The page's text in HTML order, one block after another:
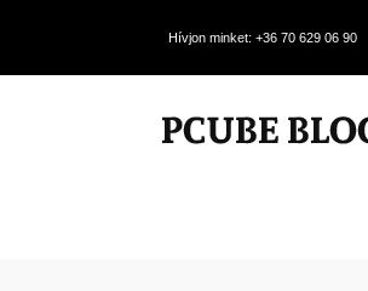
Hívjon minket: +36 70 629 06 90